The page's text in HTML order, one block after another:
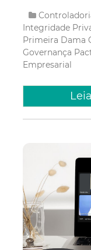
Integridade
Primeira Dama
Governança
Empresarial